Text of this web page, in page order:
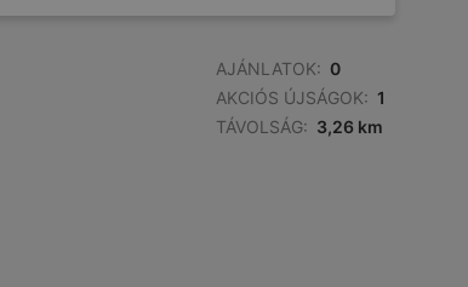
AJÁNLATOK: 0
AKCIÓS ÚJSÁGOK: 1
TÁVOLSÁG: 3,26 km